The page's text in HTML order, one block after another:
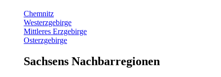
Chemnitz
Westerzgebirge
Mittleres Erzgebirge
Osterzgebirge
Sachsens Nachbarregionen